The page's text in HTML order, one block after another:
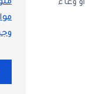
وعاء